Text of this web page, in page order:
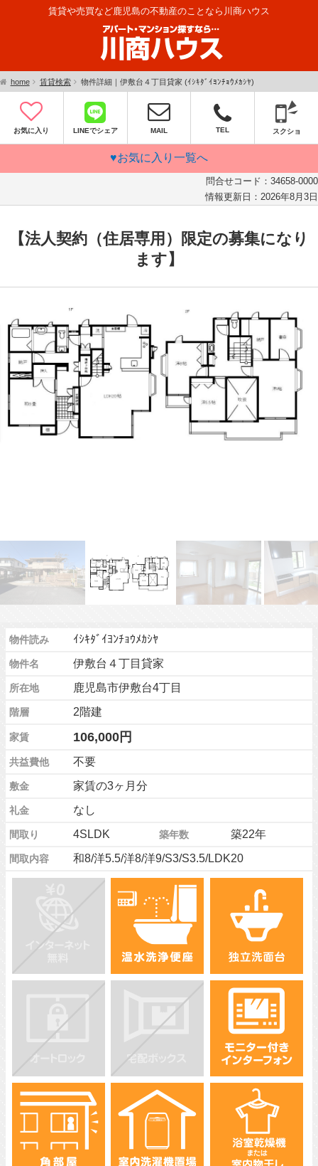
賃貸や売買など鹿児島の不動産のことなら川商ハウス
home 賃貸検索 物件詳細｜伊敷台４丁目貸家 (ｲｼｷﾀﾞｲﾖﾝﾁｮｳﾒｶｼﾔ)
お気に入り LINEでシェア MAIL TEL スクショ
♥お気に入り一覧へ
問合せコード： 34658-0000
情報更新日： 2026年8月3日
【法人契約（住居専用）限定の募集になり
ます】
物件読み ｲｼｷﾀﾞｲﾖﾝﾁｮｳﾒｶｼﾔ
物件名 伊敷台４丁目貸家
所在地 鹿児島市伊敷台4丁目
階層 2階建
家賃 106,000円
共益費他 不要
敷金 家賃の3ヶ月分
礼金 なし
間取り 4SLDK 築年数 築22年
間取内容 和8/洋5.5/洋8/洋9/S3/S3.5/LDK20